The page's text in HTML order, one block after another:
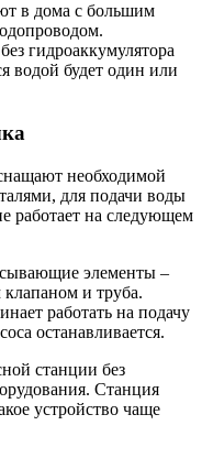
в дома с большим
гидроаккумулятора
водой будет один или
необходимой
для подачи воды
работает на следующем
элементы –
и труба.
работать на подачу
останавливается.
станции без
Станция
устройство чаще